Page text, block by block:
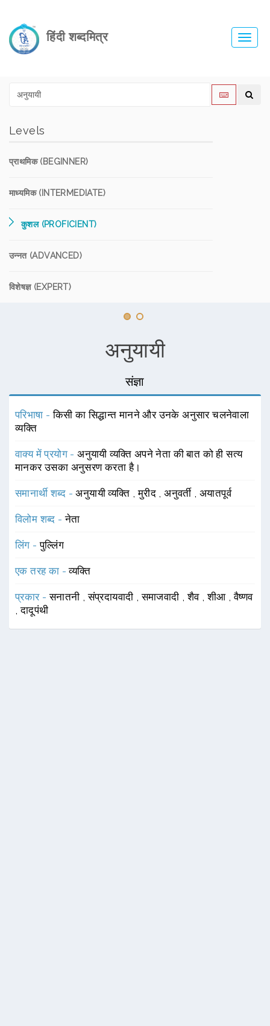
हिंदी शब्दमित्र
Levels
प्राथमिक (BEGINNER)
माध्यमिक (INTERMEDIATE)
कुशल (PROFICIENT)
उन्नत (ADVANCED)
विशेषज्ञ (EXPERT)
अनुयायी
संज्ञा
परिभाषा -किसी का सिद्धान्त मानने और उनके अनुसार चलनेवाला
व्यक्ति
वाक्य में प्रयोग -अनुयायी व्यक्ति अपने नेता की बात को ही सत्य
मानकर उसका अनुसरण करता है।
समानार्थी शब्द -अनुयायी व्यक्ति ,मुरीद ,अनुवर्ती ,अयातपूर्व
विलोम शब्द -नेता
लिंग -पुल्लिंग
एक तरह का -व्यक्ति
प्रकार -सनातनी ,संप्रदायवादी ,समाजवादी ,शैव ,शीआ ,वैष्णव
,दादूपंथी